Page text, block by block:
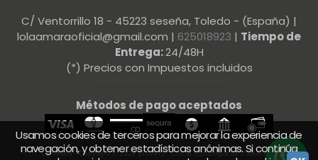
C/ Ventorrillo 18 - 45223 seseña, Toledo - (España) |
lolaamaraoficial@gmail.com | 625018923 | Tiempo de
Entrega:24/48H
(*) Precios con Impuestos incluidos
Métodos de pago aceptados
LolAmara- Copyright © 2026 [43947] - Con la tecnología de Palbin.com
Usamos cookies de terceros para mejorar la experiencia de
navegación, y obtener estadísticas anónimas. Si continúa